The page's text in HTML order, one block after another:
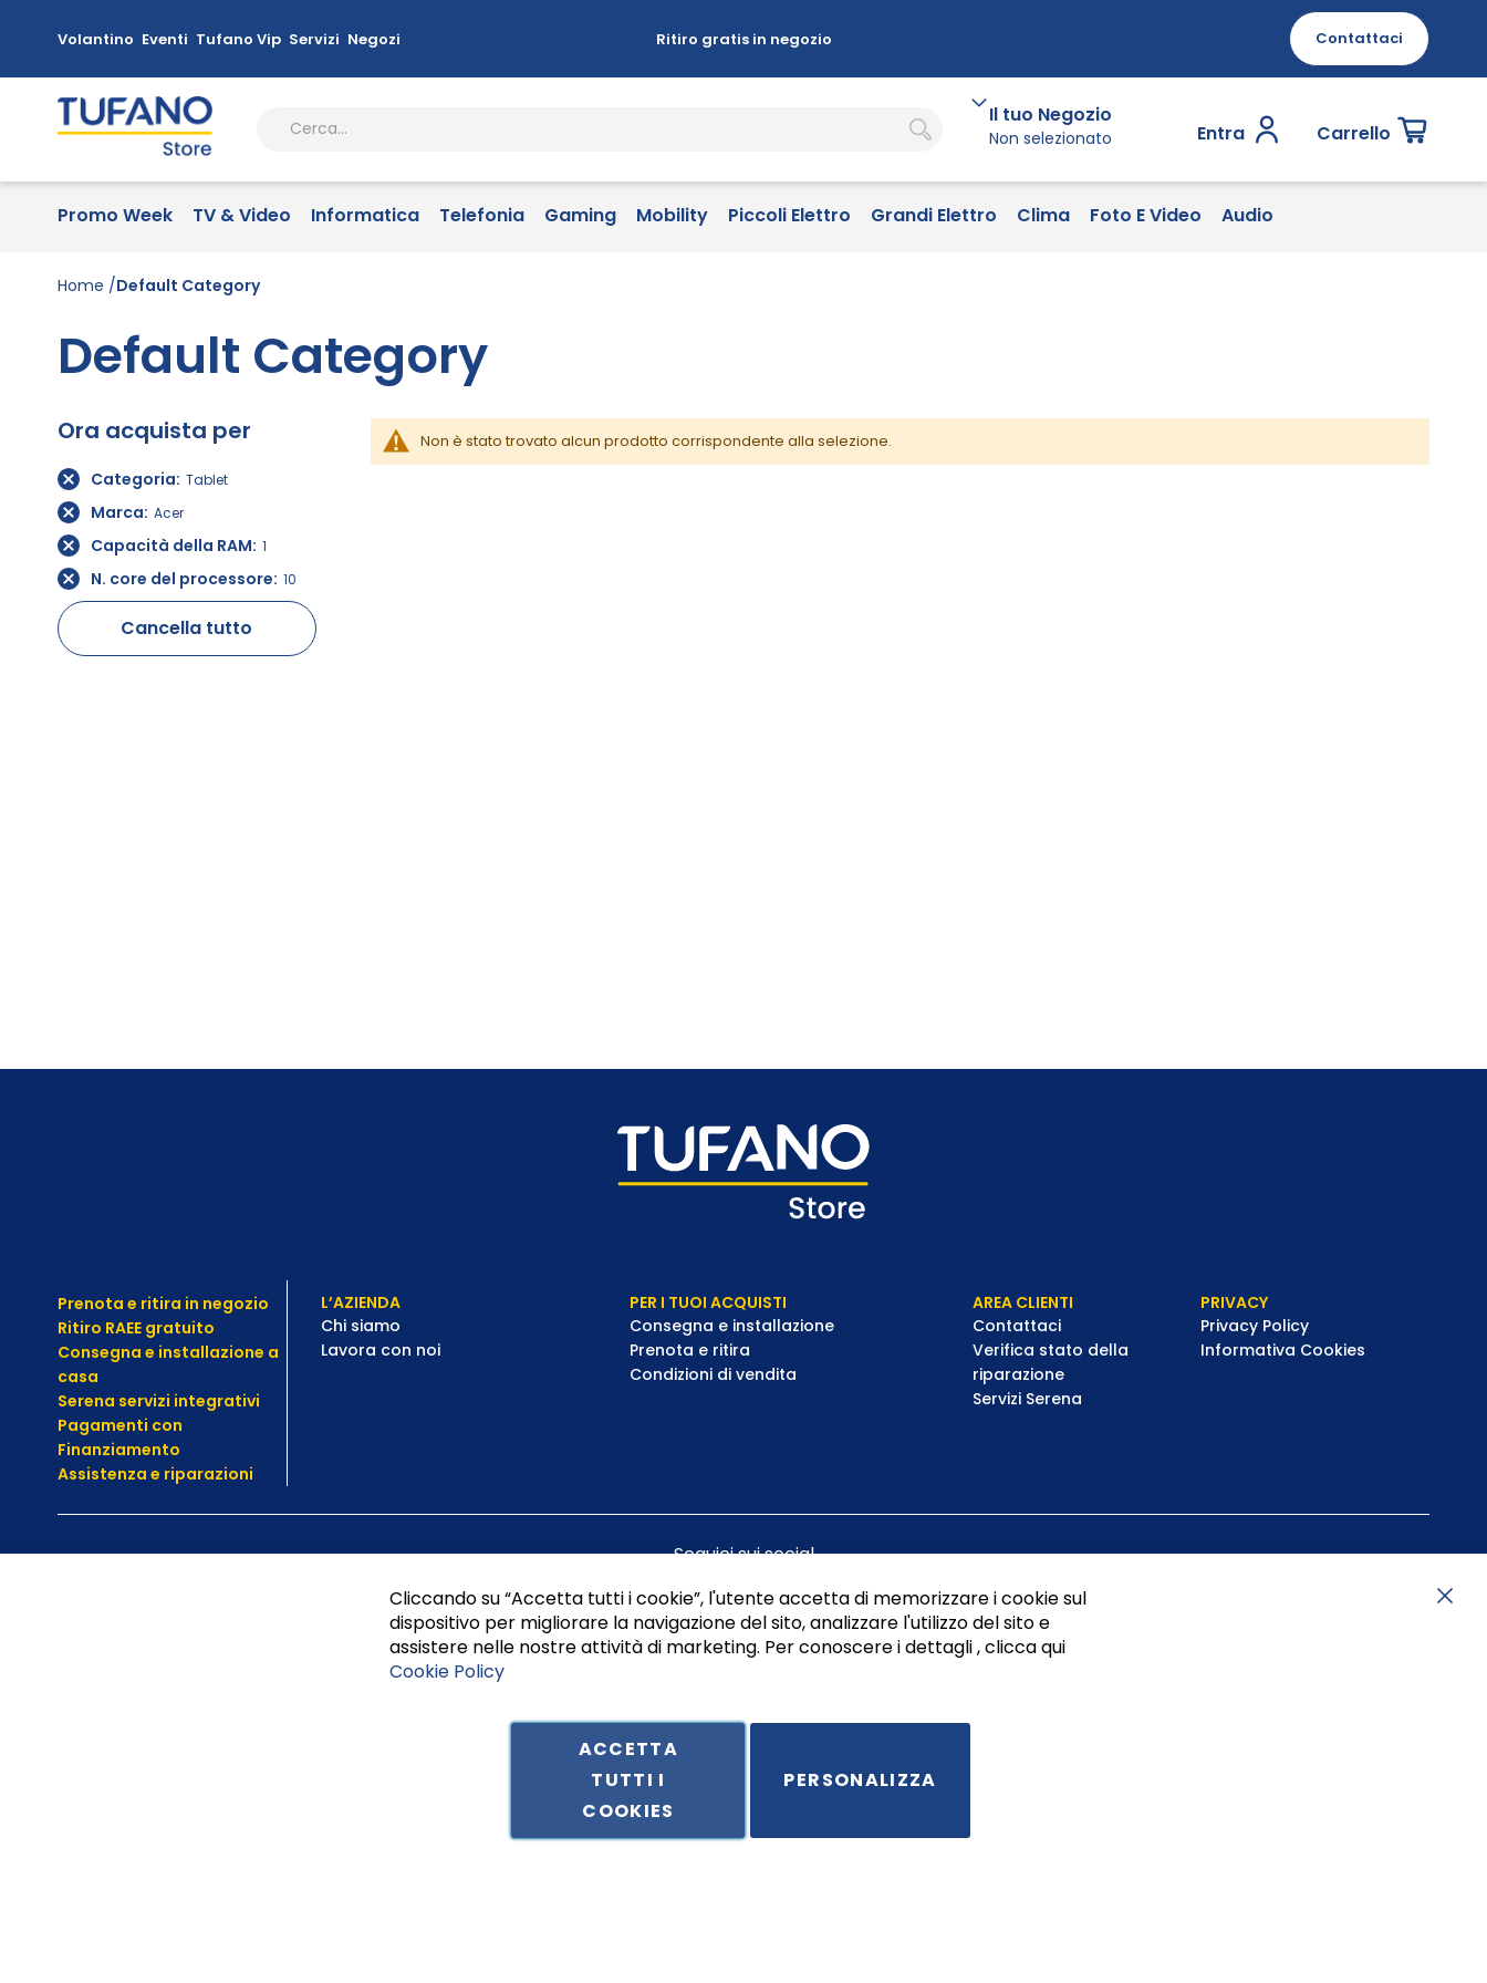
Volantino Eventi Tufano Vip Servizi Negozi Ritiro gratis in negozio Contattaci
Il tuo Negozio
Non selezionato Entra Carrello
Promo Week TV & Video Informatica Telefonia Gaming Mobility Piccoli Elettro Grandi Elettro Clima Foto E Video Audio
Home Default Category
Default Category
Non è stato trovato alcun prodotto corrispondente alla selezione.
Ora acquista per
Categoria Tablet
Marca Acer
Capacità della RAM 1
N. core del processore 10
Cancella tutto
Prenota e ritira in negozio
Ritiro RAEE gratuito
Consegna e installazione a
casa
Serena servizi integrativi
Pagamenti con
Finanziamento
Assistenza e riparazioni
L’AZIENDA
Chi siamo
Lavora con noi
PER I TUOI ACQUISTI
Consegna e installazione
Prenota e ritira
Condizioni di vendita
AREA CLIENTI
Contattaci
Verifica stato della
riparazione
Servizi Serena
PRIVACY
Privacy Policy
Informativa Cookies
Seguici sui social
Tufano Teresa S.r.l’. Cap. Soc. i.v. € 312.000,00 - Sede legale in Via Principe di Piemonte 199, cap. 80026 Casoria (NA) - C.F. 05834470634 - P.I. 01465221214, iscritta alla C.C.I.A.A.
Cliccando su “Accetta tutti i cookie”, l'utente accetta di memorizzare i cookie sul
dispositivo per migliorare la navigazione del sito, analizzare l'utilizzo del sito e
assistere nelle nostre attività di marketing. Per conoscere i dettagli , clicca qui
Cookie Policy
ACCETTA
TUTTI I
COOKIES
PERSONALIZZA